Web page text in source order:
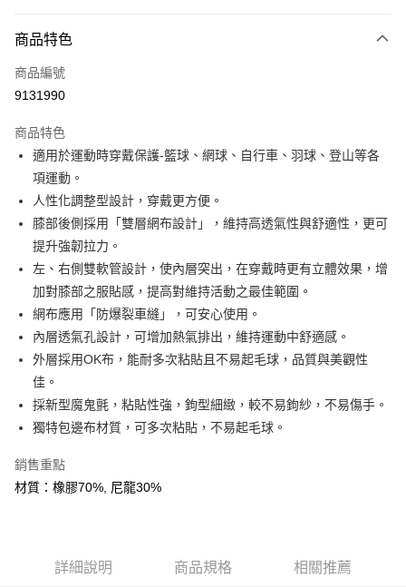
LINE Pay
Apple Pay
悠遊付
Google Pay
全盈+PAY
AFTEE先享後付
相關說明
【關於「AFTEE先享後付」】
AFTEE先享後付是「在收到商品之後才付款」的支付方式。 讓您購物簡單
便利好安心！
１．簡單：不需註冊會員、不需綁卡、不需儲值。
３．安心：先確認商品／服務後，再付款。
【「AFTEE先享後付」結帳流程】
１．於結帳方式選擇「AFTEE先享後付」後，將跳轉至「AFTEE先享後付」
結帳頁面，進行簡訊認證並確認金額後，即可完成結帳。
３．收到繳費通知簡訊後14天內，點擊此簡訊中的連結，可透過四大超商／
ATM／網路銀行／等多元方式進行付款，方視為交易完成。
※ 請注意：結帳手續完成當下不需立刻繳費，但若您需要取消訂單，請聯絡
是否繳費成功／繳費後需取消欲退款等相關疑問，請聯繫「AFTEE先享後付
客戶支援中心」
https://netprotections.freshdesk.com/support/home
ATM付款
運送方式
每筆NT$60，滿NT$599(含以上)免運費
付款後全家取貨
萊爾富取貨付款
每筆NT$60，滿NT$799(含以上)免運費
商品特色
商品編號
9131990
商品特色
適用於運動時穿戴保護-籃球、網球、自行車、羽球、登山等各
項運動。
人性化調整型設計，穿戴更方便。
膝部後側採用「雙層網布設計」，維持高透氣性與舒適性，更可
提升強韌拉力。
左、右側雙軟管設計，使內層突出，在穿戴時更有立體效果，增
加對膝部之服貼感，提高對維持活動之最佳範圍。
網布應用「防爆裂車縫」，可安心使用。
內層透氣孔設計，可增加熱氣排出，維持運動中舒適感。
外層採用OK布，能耐多次粘貼且不易起毛球，品質與美觀性
佳。
採新型魔鬼氈，粘貼性強，鉤型細緻，較不易鉤紗，不易傷手。
獨特包邊布材質，可多次粘貼，不易起毛球。
銷售重點
材質：橡膠70%, 尼龍30%
詳細說明 商品規格 相關推薦